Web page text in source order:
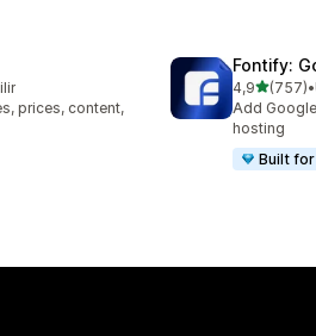
prices, content,
Fontify:
4,95 yıldız
(757)
toplam 757•
Add
hosting
Built